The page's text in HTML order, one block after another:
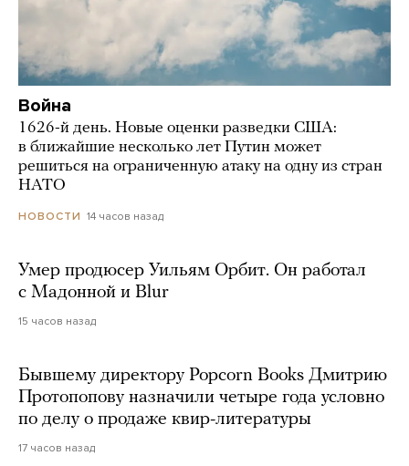
Война
1626-й день. Новые оценки разведки США:
в ближайшие несколько лет Путин может
решиться на ограниченную атаку на одну из стран
НАТО
НОВОСТИ 14 часов назад
Умер продюсер Уильям Орбит. Он работал
с Мадонной и Blur
15 часов назад
Бывшему директору Popcorn Books Дмитрию
Протопопову назначили четыре года условно
по делу о продаже квир-литературы
17 часов назад